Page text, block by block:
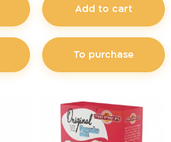
Add to cart
To purchase